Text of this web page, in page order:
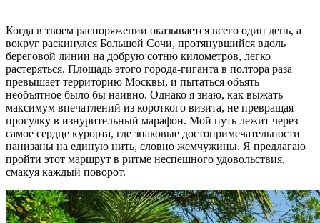
Когда в твоем распоряжении оказывается всего один день, а
вокруг раскинулся Большой Сочи, протянувшийся вдоль
береговой линии на добрую сотню километров, легко
растеряться. Площадь этого города-гиганта в полтора раза
превышает территорию Москвы, и пытаться объять
необъятное было бы наивно. Однако я знаю, как выжать
максимум впечатлений из короткого визита, не превращая
прогулку в изнурительный марафон. Мой путь лежит через
самое сердце курорта, где знаковые достопримечательности
нанизаны на единую нить, словно жемчужины. Я предлагаю
пройти этот маршрут в ритме неспешного удовольствия,
смакуя каждый поворот.